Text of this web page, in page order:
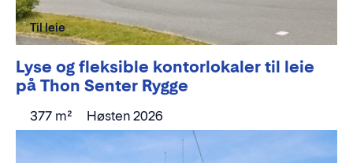
Lyse og fleksible kontorlokaler til leie
på Thon Senter Rygge
377 m² Høsten 2026
Til leie